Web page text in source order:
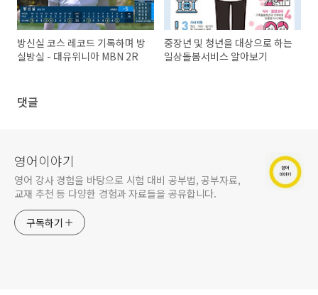
방신실 코스 레코드 기록하며 방
실방실 - 대유위니아 MBN 2R
중장년 및 청년을 대상으로 하는
일상돌봄서비스 알아보기
댓글
영어이야기
영어 강사 경험을 바탕으로 시험 대비 공부법, 공부자료,
교재 추천 등 다양한 경험과 자료들을 공유합니다.
구독하기